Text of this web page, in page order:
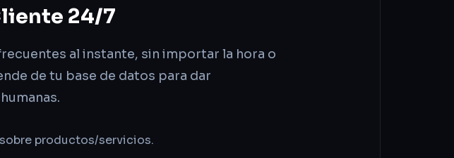
24/7
al instante, sin importar la hora o
de tu base de datos para dar
productos/servicios.